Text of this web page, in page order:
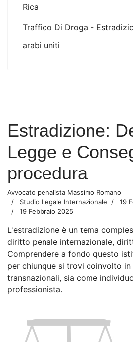
Rica
Traffico Di Droga -
arabi uniti
Estradizione:
Legge e
procedura
Avvocato penalista Massimo Romano
Studio Legale Internazionale
19
19 Febbraio 2025
L'estradizione è un tema
diritto penale internazionale,
Comprendere a fondo questo
per chiunque si trovi coinvolto
transnazionali, sia come
professionista.